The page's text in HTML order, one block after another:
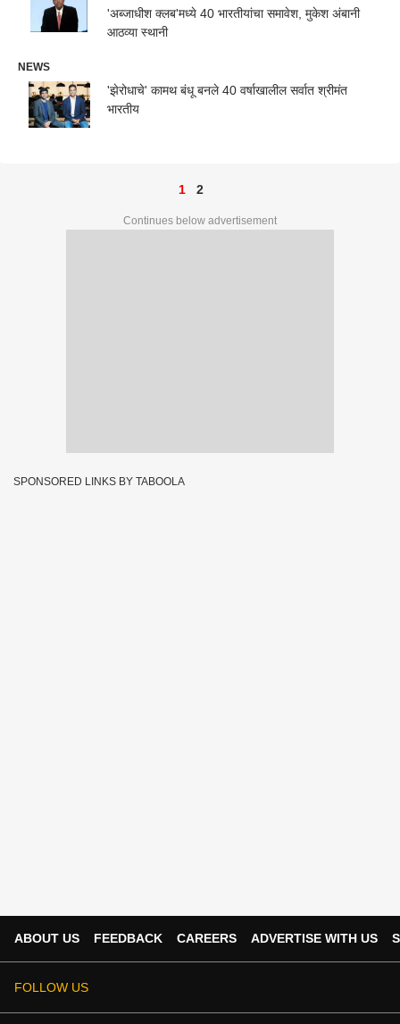
'अब्जाधीश क्लब'मध्ये 40 भारतीयांचा समावेश, मुकेश अंबानी
आठव्या स्थानी
NEWS
'झेरोधाचे' कामथ बंधू बनले 40 वर्षाखालील सर्वात श्रीमंत
भारतीय
1 2
Continues below advertisement
SPONSORED LINKS BY TABOOLA
ABOUT US FEEDBACK CAREERS ADVERTISE WITH US
FOLLOW US